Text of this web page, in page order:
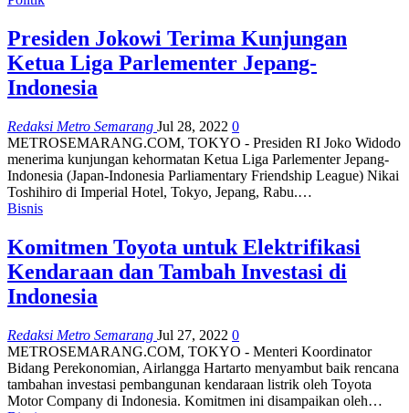
Presiden Jokowi Terima Kunjungan
Ketua Liga Parlementer Jepang-
Indonesia
Redaksi Metro Semarang Jul 28, 2022 0
METROSEMARANG.COM, TOKYO - Presiden RI Joko Widodo
menerima kunjungan kehormatan Ketua Liga Parlementer Jepang-
Indonesia (Japan-Indonesia Parliamentary Friendship League) Nikai
Toshihiro di Imperial Hotel, Tokyo, Jepang, Rabu.…
Bisnis
Komitmen Toyota untuk Elektrifikasi
Kendaraan dan Tambah Investasi di
Indonesia
Redaksi Metro Semarang Jul 27, 2022 0
METROSEMARANG.COM, TOKYO - Menteri Koordinator
Bidang Perekonomian, Airlangga Hartarto menyambut baik rencana
tambahan investasi pembangunan kendaraan listrik oleh Toyota
Motor Company di Indonesia. Komitmen ini disampaikan oleh…